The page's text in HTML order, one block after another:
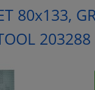
80x133,
203288